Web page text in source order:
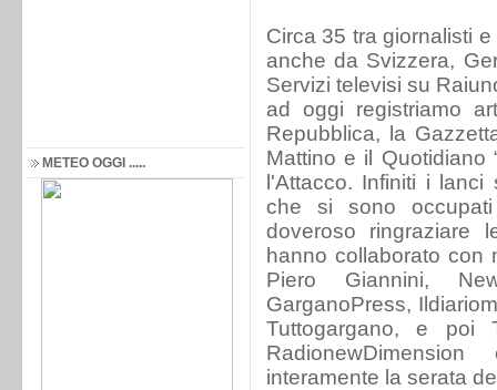
METEO OGGI .....
Circa 35 tra giornalisti
anche da Svizzera,
Servizi televisi su
ad oggi registriamo
Repubblica, la
Mattino e il Quotidiano
l'Attacco. Infiniti i
che si sono
doveroso ringraziare
hanno collaborato con
Piero Giannini,
GarganoPress,
Tuttogargano, e poi
interamente la serata